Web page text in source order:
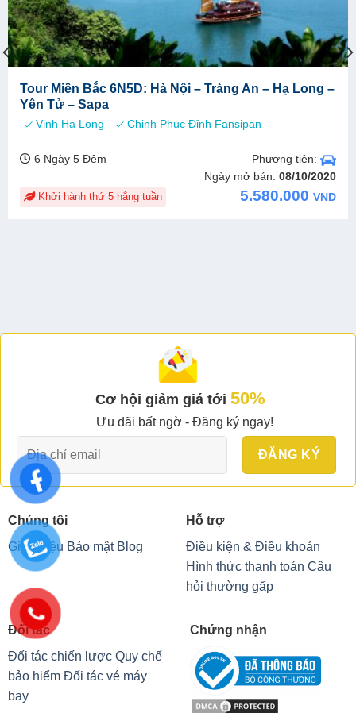
Tour Miền Bắc 6N5D: Hà Nội – Tràng An – Hạ Long –
Yên Tử – Sapa
Vịnh Hạ Long Chinh Phục Đỉnh Fansipan
6 Ngày 5 Đêm
Phương tiện:
Ngày mở bán:08/10/2020
Khởi hành thứ 5 hằng tuần
5.580.000VND
Cơ hội giảm giá tới 50%
Ưu đãi bất ngờ - Đăng ký ngay!
Chúng tôi
Giới thiệu Bảo mật Blog
Hỗ trợ
Điều kiện & Điều khoản
Hình thức thanh toán Câu
hỏi thường gặp
Đối tác
Đối tác chiến lược Quy chế
bảo hiểm Đối tác vé máy
bay
Chứng nhận